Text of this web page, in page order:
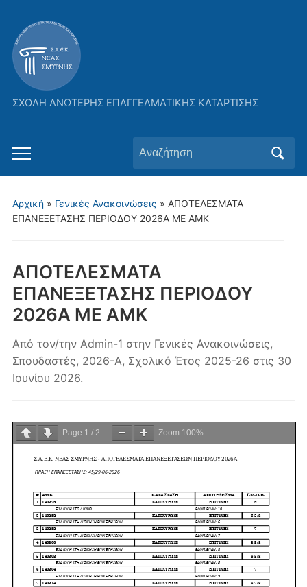
ΣΧΟΛΗ ΑΝΩΤΕΡΗΣ ΕΠΑΓΓΕΛΜΑΤΙΚΗΣ ΚΑΤΑΡΤΙΣΗΣ
Εναλλαγή
του
για
Αναζήτηση
για:
Αρχική» Γενικές Ανακοινώσεις » ΑΠΟΤΕΛΕΣΜΑΤΑ
ΕΠΑΝΕΞΕΤΑΣΗΣ ΠΕΡΙΟΔΟΥ 2026Α ΜΕ ΑΜΚ
ΑΠΟΤΕΛΕΣΜΑΤΑ
ΕΠΑΝΕΞΕΤΑΣΗΣ ΠΕΡΙΟΔΟΥ
2026Α ΜΕ ΑΜΚ
Από τον/την Admin-1 στην Γενικές Ανακοινώσεις,
Σπουδαστές, 2026-A, Σχολικό Έτος 2025-26 στις 30
Ιουνίου 2026.
Page 1 / 2 Zoom 100%